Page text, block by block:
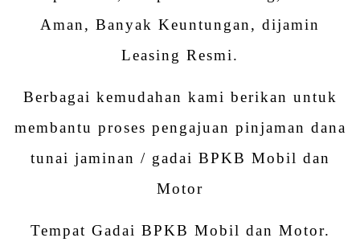
Aman, Banyak Keuntungan, dijamin
Leasing Resmi.
Berbagai kemudahan kami berikan untuk
membantu proses pengajuan pinjaman dana
tunai jaminan / gadai BPKB Mobil dan
Motor
Tempat Gadai BPKB Mobil dan Motor.